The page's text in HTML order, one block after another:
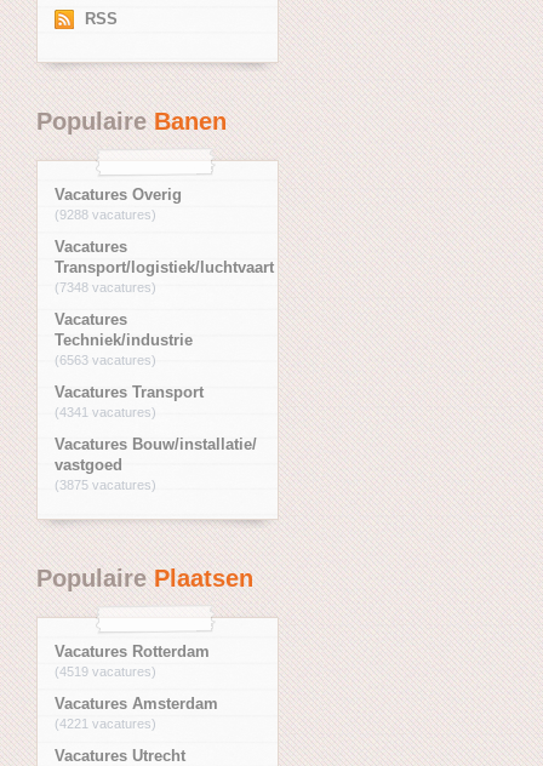
RSS
PopulaireBanen
Vacatures Overig
(9288 vacatures)
Vacatures
Transport/logistiek/luchtvaart
(7348 vacatures)
Vacatures
Techniek/industrie
(6563 vacatures)
Vacatures Transport
(4341 vacatures)
Vacatures Bouw/installatie/
vastgoed
(3875 vacatures)
PopulairePlaatsen
Vacatures Rotterdam
(4519 vacatures)
Vacatures Amsterdam
(4221 vacatures)
Vacatures Utrecht